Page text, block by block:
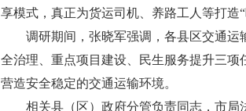
享模式，真正为货运司机、养路工人等打造“
调研期间，张晓军强调，各县区交通运
全治理、重点项目建设、民生服务提升三
营造安全稳定的交通运输环境。
相关县（区）政府分管负责同志，市